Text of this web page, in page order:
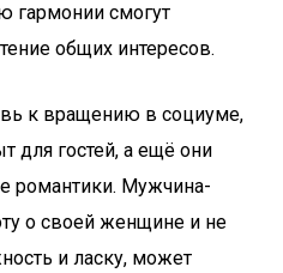
гармонии смогут
общих интересов.
к вращению в социуме,
для гостей, а ещё они
романтики. Мужчина-
о своей женщине и не
и ласку, может